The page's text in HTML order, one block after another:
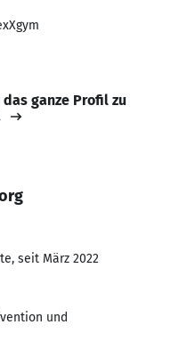
ganze Profil zu
seit März 2022
und